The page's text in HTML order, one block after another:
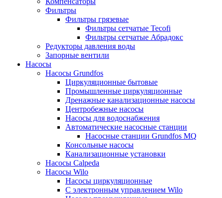
Фильтры
Фильтры грязевые
Фильтры сетчатые Tecofi
Фильтры сетчатые Абрадокс
Редукторы давления воды
Запорные вентили
Насосы
Насосы Grundfos
Циркуляционные бытовые
Промышленные циркуляционные
Дренажные канализационные насосы
Центробежные насосы
Насосы для водоснабжения
Автоматические насосные станции
Насосные станции Grundfos MQ
Консольные насосы
Канализационные установки
Насосы Calpeda
Насосы Wilo
Насосы циркуляционные
С электронным управлением Wilo